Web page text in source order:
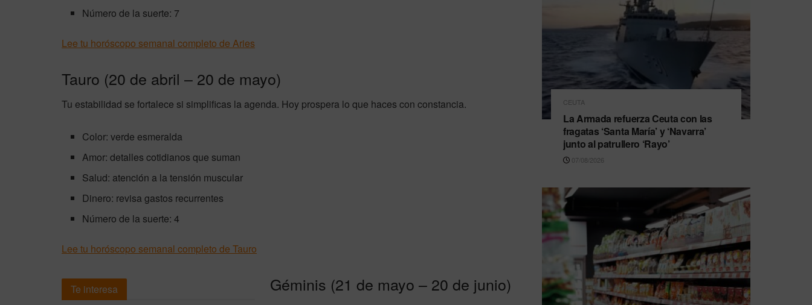
Número de la suerte: 7
Lee tu horóscopo semanal completo de Aries
Tauro (20 de abril – 20 de mayo)
Tu estabilidad se fortalece si simplificas la agenda. Hoy prospera lo que haces con constancia.
Color: verde esmeralda
Amor: detalles cotidianos que suman
Salud: atención a la tensión muscular
Dinero: revisa gastos recurrentes
Número de la suerte: 4
Lee tu horóscopo semanal completo de Tauro
Te interesa Géminis (21 de mayo – 20 de junio)
CEUTA
La Armada refuerza Ceuta con las
fragatas ‘Santa María’ y ‘Navarra’
junto al patrullero ‘Rayo’
07/08/2026